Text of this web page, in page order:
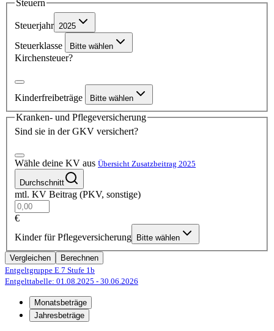
Steuern
Steuerjahr 2025
Steuerklasse Bitte wählen
Kirchensteuer?
Kinderfreibeträge Bitte wählen
Kranken- und Pflegeversicherung
Sind sie in der GKV versichert?
Wähle deine KV aus Übersicht Zusatzbeitrag 2025
Durchschnitt
mtl. KV Beitrag (PKV, sonstige)
€
Kinder für Pflegeversicherung
Bitte wählen
Vergleichen
Berechnen
Entgeltgruppe E 7 Stufe 1b
Entgelttabelle: 01.08.2025 - 30.06.2026
Monatsbeträge
Jahresbeträge